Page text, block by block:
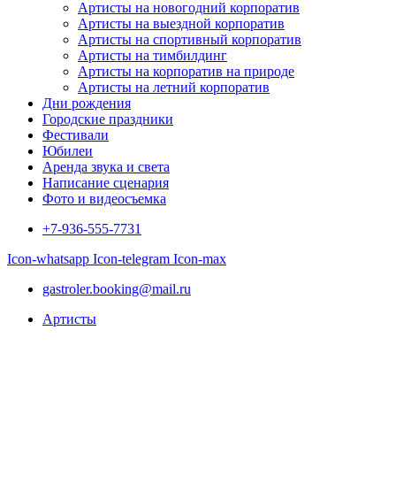
Артисты на новогодний корпоратив
Артисты на выездной корпоратив
Артисты на спортивный корпоратив
Артисты на тимбилдинг
Артисты на корпоратив на природе
Артисты на летний корпоратив
Дни рождения
Городские праздники
Фестивали
Юбилеи
Аренда звука и света
Написание сценария
Фото и видеосъемка
+7-936-555-7731
Icon-whatsapp Icon-telegram Icon-max
gastroler.booking@mail.ru
Артисты